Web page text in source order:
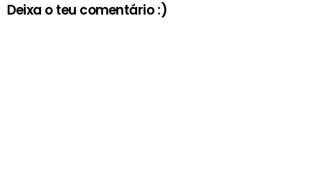
Deixa o teu comentário :)